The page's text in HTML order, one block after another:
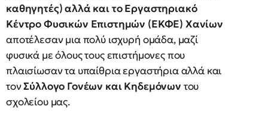
καθηγητές) αλλά και το Εργαστηριακό
Κέντρο Φυσικών Επιστημών (ΕΚΦΕ) Χανίων
αποτέλεσαν μια πολύ ισχυρή ομάδα, μαζί
φυσικά με όλους τους επιστήμονες που
πλαισίωσαν τα υπαίθρια εργαστήρια αλλά και
τονΣύλλογο Γονέων και Κηδεμόνων του
σχολείου μας.